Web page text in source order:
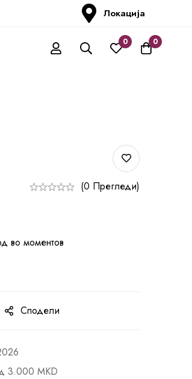
Локација
0 0
(0 Прегледи)
во моментов
Сподели
3.000 MKD